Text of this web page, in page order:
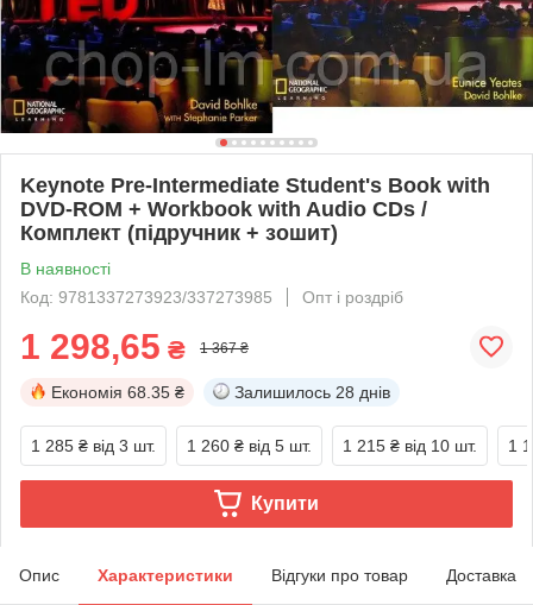
Keynote Pre-Intermediate Student's Book with
DVD-ROM + Workbook with Audio CDs /
Комплект (підручник + зошит)
В наявності
Код: 9781337273923/337273985
Опт і роздріб
1 298,65 ₴ 1 367 ₴
Економія 68.35 ₴ Залишилось 28 днів
1 285 ₴ від 3 шт. 1 260 ₴ від 5 шт. 1 215 ₴ від 10 шт. 1
Купити
Опис Характеристики Відгуки про товар Доставка